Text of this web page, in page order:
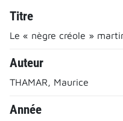
Titre
Le « nègre créole »
Auteur
THAMAR, Maurice
Année